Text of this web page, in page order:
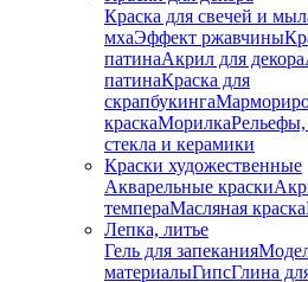
Краска для свечей и
мхаЭффект ржавчины
патинаАкрил для декора
патинаКраска для
скрапбукинга
краскаМорилка
стекла и керамики
Краски художественные
Акварельные краски
темпераМасляная краска
Лепка, литье
Гель для запекания
материалыГипсГлина